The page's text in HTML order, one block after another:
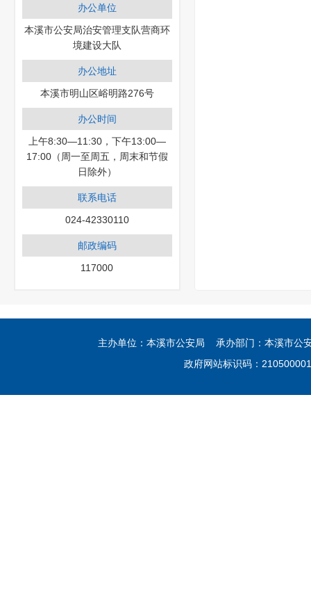
办公单位
本溪市公安局治安管理支队营商环
境建设大队
办公地址
本溪市明山区峪明路276号
办公时间
上午8:30—11:30，下午13:00—
17:00（周一至周五，周末和节假
日除外）
联系电话
024-42330110
邮政编码
117000
主办单位：本溪市公安局 承办部门：本溪市
政府网站标识码：